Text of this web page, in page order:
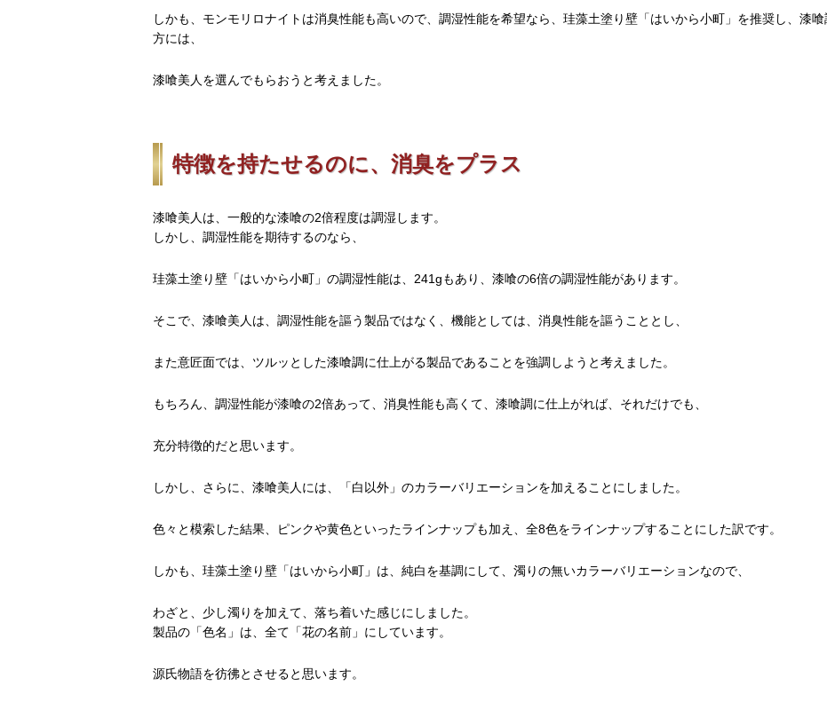
しかも、モンモリロナイトは消臭性能も高いので、調湿性能を希望なら、珪藻土塗り壁「はいから小町」を推奨し、漆
方には、
漆喰美人を選んでもらおうと考えました。
特徴を持たせるのに、消臭をプラス
漆喰美人は、一般的な漆喰の2倍程度は調湿します。
しかし、調湿性能を期待するのなら、
珪藻土塗り壁「はいから小町」の調湿性能は、241gもあり、漆喰の6倍の調湿性能があります。
そこで、漆喰美人は、調湿性能を謳う製品ではなく、機能としては、消臭性能を謳うこととし、
また意匠面では、ツルッとした漆喰調に仕上がる製品であることを強調しようと考えました。
もちろん、調湿性能が漆喰の2倍あって、消臭性能も高くて、漆喰調に仕上がれば、それだけでも、
充分特徴的だと思います。
しかし、さらに、漆喰美人には、「白以外」のカラーバリエーションを加えることにしました。
色々と模索した結果、ピンクや黄色といったラインナップも加え、全8色をラインナップすることにした訳です。
しかも、珪藻土塗り壁「はいから小町」は、純白を基調にして、濁りの無いカラーバリエーションなので、
わざと、少し濁りを加えて、落ち着いた感じにしました。
製品の「色名」は、全て「花の名前」にしています。
源氏物語を彷彿とさせると思います。